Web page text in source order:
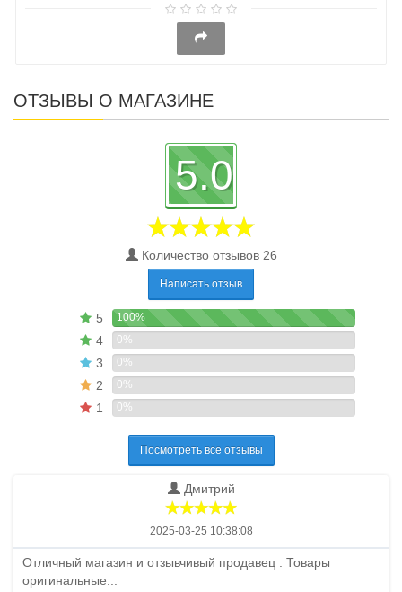
ОТЗЫВЫ О МАГАЗИНЕ
5.0
Количество отзывов 26
Написать отзыв
5 100%
4 0%
3 0%
2 0%
1 0%
Посмотреть все отзывы
Дмитрий
2025-03-25 10:38:08
Отличный магазин и отзывчивый продавец . Товары
оригинальные...